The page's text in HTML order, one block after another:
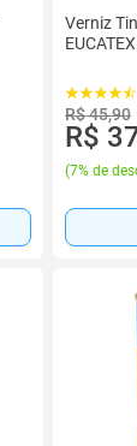
Verniz
R$ 45,90
R$
(7% de